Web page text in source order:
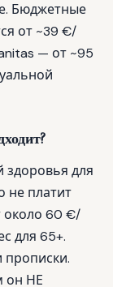
Бюджетные
от ~39 €/
— от ~95
здоровья для
не платит
около 60 €/
для 65+.
он НЕ